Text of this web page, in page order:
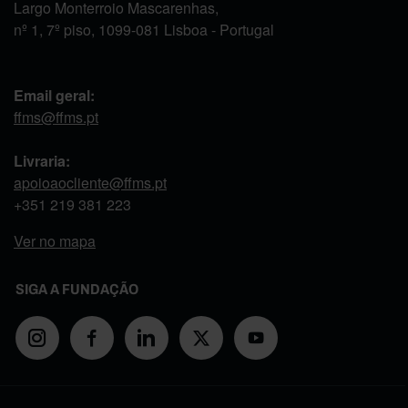
Largo Monterroio Mascarenhas,
nº 1, 7º piso, 1099-081 Lisboa - Portugal
Email geral:
ffms@ffms.pt
Livraria:
apoioaocliente@ffms.pt
+351 219 381 223
Ver no mapa
SIGA A FUNDAÇÃO